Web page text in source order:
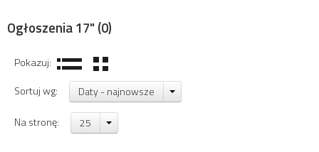
Ogłoszenia 17" (0)
Pokazuj:
Sortuj wg:
Daty - najnowsze
Na stronę: 25